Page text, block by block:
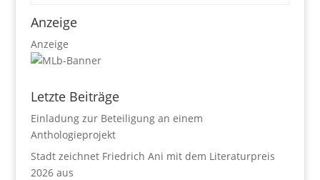
Anzeige
Anzeige
Letzte Beiträge
Einladung zur Beteiligung an einem
Anthologieprojekt
Stadt zeichnet Friedrich Ani mit dem Literaturpreis
2026 aus